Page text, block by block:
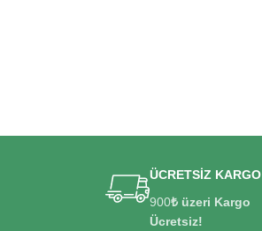
ÜCRETSİZ KARGO
900₺ üzeri Kargo
Ücretsiz!